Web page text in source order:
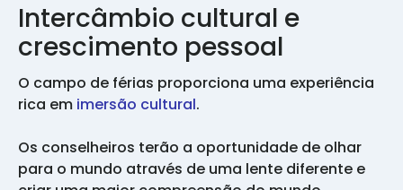
Intercâmbio cultural e
crescimento pessoal
O campo de férias proporciona uma experiência
rica em imersão cultural.
Os conselheiros terão a oportunidade de olhar
para o mundo através de uma lente diferente e